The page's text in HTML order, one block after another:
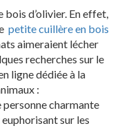
bois d’olivier. En effet,
petite cuillère en bois
aimeraient lécher
recherches sur le
ligne dédiée à la
:
personne charmante
sur les